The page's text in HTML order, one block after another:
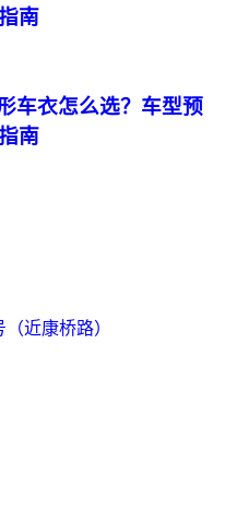
南
车衣怎么选？车型预
南
近康桥路）